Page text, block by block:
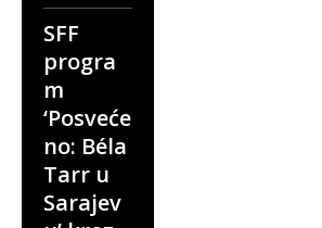
SFF
progra
m
‘Posveće
no: Béla
Tarr u
Sarajev